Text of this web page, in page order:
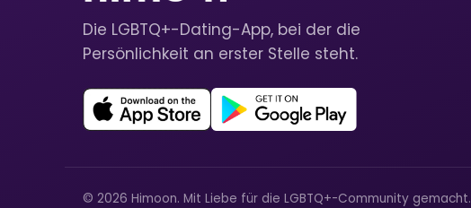
Die LGBTQ+-Dating-App, bei der die
Persönlichkeit an erster Stelle steht.
© 2026 Himoon. Mit Liebe für die LGBTQ+-Community gemacht.